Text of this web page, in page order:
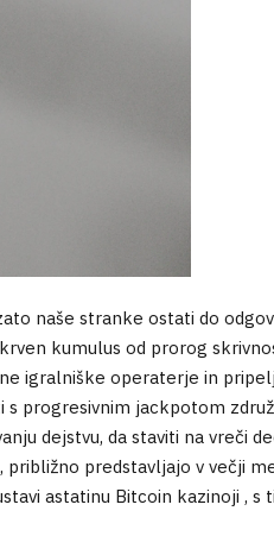
naše stranke ostati do
kumulus od prorog
igralniške operaterje in
jackpotom
dejstvu, da staviti na vreči
predstavljajo v večji
astatinu Bitcoin kazinoji , s